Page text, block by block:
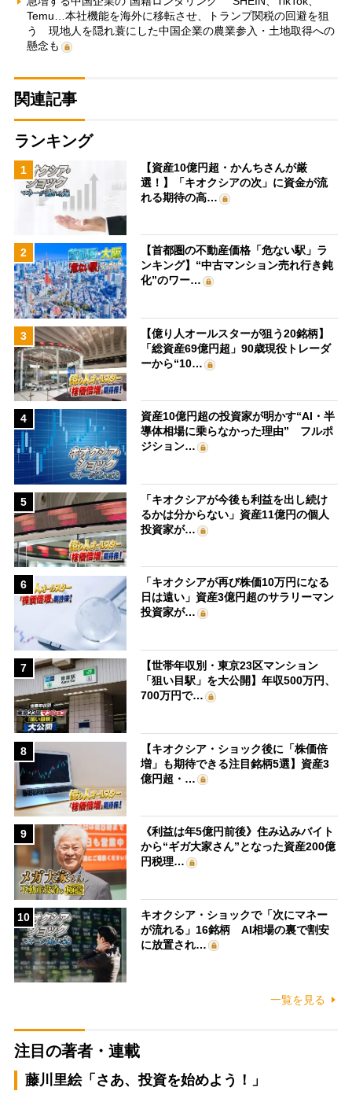
Temu…本社機能を海外に移転させ、トランプ関税の回避を狙
う 現地人を隠れ蓑にした中国企業の農業参入・土地取得への
懸念も
関連記事
ランキング
1
【資産10億円超・かんちさんが厳
選！】「キオクシアの次」に資金が流
れる期待の高…
2
【首都圏の不動産価格「危ない駅」ラ
ンキング】“中古マンション売れ行き鈍
化”のワー…
3
【億り人オールスターが狙う20銘柄】
「総資産69億円超」90歳現役トレーダ
ーから“10…
4
資産10億円超の投資家が明かす“AI・半
導体相場に乗らなかった理由” フルポ
ジション…
5
「キオクシアが今後も利益を出し続け
るかは分からない」資産11億円の個人
投資家が…
6
「キオクシアが再び株価10万円になる
日は遠い」資産3億円超のサラリーマン
投資家が…
7
【世帯年収別・東京23区マンション
「狙い目駅」を大公開】年収500万円、
700万円で…
8
【キオクシア・ショック後に「株価倍
増」も期待できる注目銘柄5選】資産3
億円超・…
9
《利益は年5億円前後》住み込みバイト
から“ギガ大家さん”となった資産200億
円税理…
10
キオクシア・ショックで「次にマネー
が流れる」16銘柄 AI相場の裏で割安
に放置され…
一覧を見る
注目の著者・連載
藤川里絵「さあ、投資を始めよう！」